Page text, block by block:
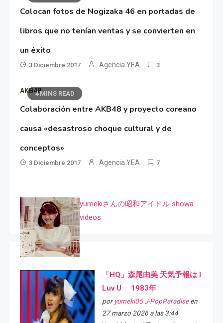
Colocan fotos de Nogizaka 46 en portadas de
libros que no tenían ventas y se convierten en
un éxito
3 Diciembre 2017 Agencia YEA 3
4 MINS READ
AKB48
Colaboración entre AKB48 y proyecto coreano
causa «desastroso choque cultural y de
conceptos»
3 Diciembre 2017 Agencia YEA 7
yumekiさんの昭和アイドル showa
videos
「HQ」森尾由美 天気予報は I
Luv U 1983年
por yumeki05 J-PopParadiseen
27 marzo 2026 a las 3:44